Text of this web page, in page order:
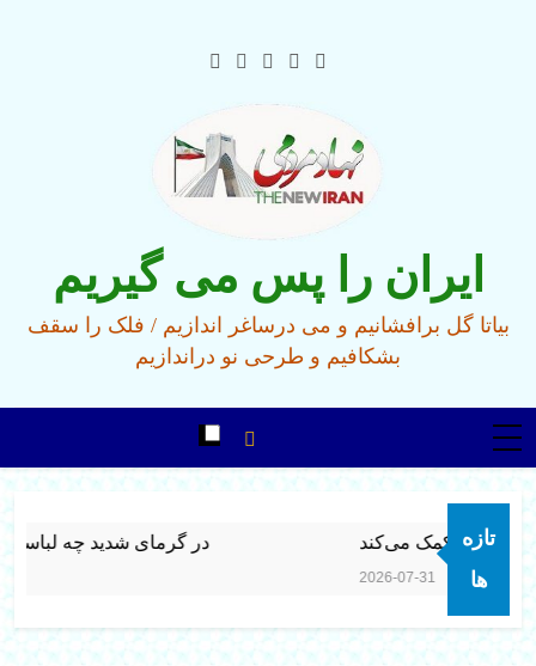
ایران را پس می گیریم
بیاتا گل برافشانیم و می درساغر اندازیم / فلک را سقف
بشکافیم و طرحی نو دراندازیم
تازه
ها
در گرمای شدید چه لباسی بپوشیم تا
2026-07-31